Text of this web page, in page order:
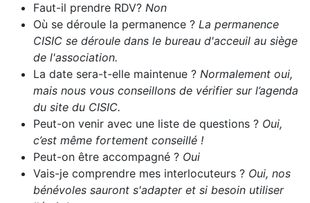
Faut-il prendre RDV? Non
Où se déroule la permanence ? La permanence
CISIC se déroule dans le bureau d'acceuil au siège
de l'association.
La date sera-t-elle maintenue ? Normalement oui,
mais nous vous conseillons de vérifier sur l’agenda
du site du CISIC.
Peut-on venir avec une liste de questions ? Oui,
c’est même fortement conseillé !
Peut-on être accompagné ? Oui
Vais-je comprendre mes interlocuteurs ? Oui, nos
bénévoles sauront s'adapter et si besoin utiliser